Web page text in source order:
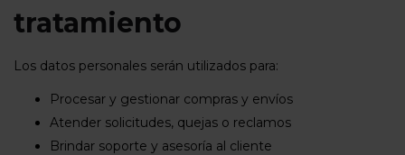
tratamiento
Los datos personales serán utilizados para:
Procesar y gestionar compras y envíos
Atender solicitudes, quejas o reclamos
Brindar soporte y asesoría al cliente